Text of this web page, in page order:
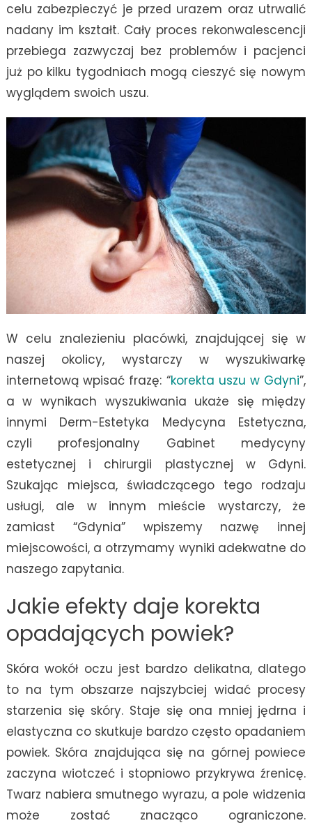
celu zabezpieczyć je przed urazem oraz utrwalić
nadany im kształt. Cały proces rekonwalescencji
przebiega zazwyczaj bez problemów i pacjenci
już po kilku tygodniach mogą cieszyć się nowym
wyglądem swoich uszu.
W celu znalezieniu placówki, znajdującej się w
naszej okolicy, wystarczy w wyszukiwarkę
internetową wpisać frazę: “korekta uszu w Gdyni”,
a w wynikach wyszukiwania ukaże się między
innymi Derm-Estetyka Medycyna Estetyczna,
czyli profesjonalny Gabinet medycyny
estetycznej i chirurgii plastycznej w Gdyni.
Szukając miejsca, świadczącego tego rodzaju
usługi, ale w innym mieście wystarczy, że
zamiast “Gdynia” wpiszemy nazwę innej
miejscowości, a otrzymamy wyniki adekwatne do
naszego zapytania.
Jakie efekty daje korekta
opadających powiek?
Skóra wokół oczu jest bardzo delikatna, dlatego
to na tym obszarze najszybciej widać procesy
starzenia się skóry. Staje się ona mniej jędrna i
elastyczna co skutkuje bardzo często opadaniem
powiek. Skóra znajdująca się na górnej powiece
zaczyna wiotczeć i stopniowo przykrywa źrenicę.
Twarz nabiera smutnego wyrazu, a pole widzenia
może zostać znacząco ograniczone.